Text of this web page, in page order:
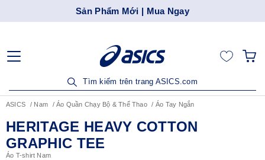
Sản Phẩm Mới | Mua Ngay
Tìm kiếm trên trang ASICS.com
ASICS Nam Áo Quần Chạy Bộ & Thể Thao Áo Tay Ngắn
HERITAGE HEAVY COTTON
GRAPHIC TEE
Áo T-shirt Nam